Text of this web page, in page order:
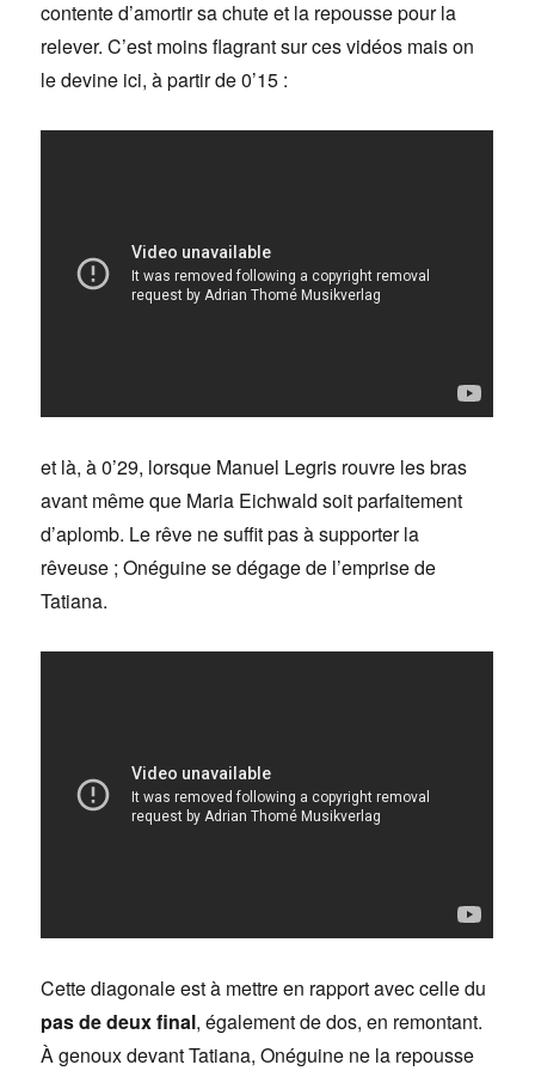
contente d’amortir sa chute et la repousse pour la
relever. C’est moins flagrant sur ces vidéos mais on
le devine ici, à partir de 0’15 :
et là, à 0’29, lorsque Manuel Legris rouvre les bras
avant même que Maria Eichwald soit parfaitement
d’aplomb. Le rêve ne suffit pas à supporter la
rêveuse ; Onéguine se dégage de l’emprise de
Tatiana.
Cette diagonale est à mettre en rapport avec celle du
pas de deux final, également de dos, en remontant.
À genoux devant Tatiana, Onéguine ne la repousse